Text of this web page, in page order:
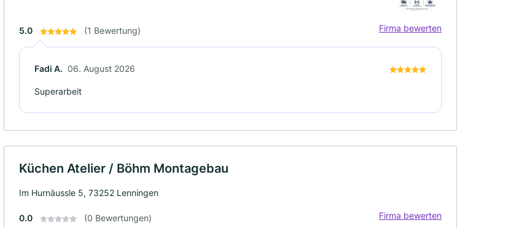
5.0 (1 Bewertung) Firma bewerten
Fadi A. 06. August 2026
Superarbeit
Küchen Atelier / Böhm Montagebau
Im Hurnäussle 5, 73252 Lenningen
0.0 (0 Bewertungen) Firma bewerten